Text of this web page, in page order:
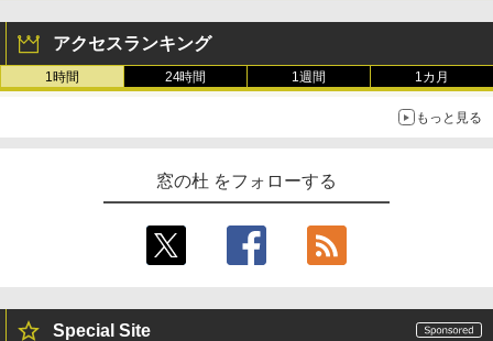
アクセスランキング
1時間 24時間 1週間 1カ月
もっと見る
窓の杜 をフォローする
Special Site